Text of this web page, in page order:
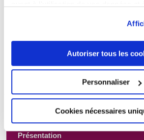
moment en consultant la Déclaration
ou en cliquant sur l'icône de
Si vous le permettez, nous aimerions
géographique qui peuvent être
mètres près
Identifier votre appareil en
pour en relever les
(empreintes digitales).
Autoriser tous les
Personnaliser
Cookies nécessaires
Présentation